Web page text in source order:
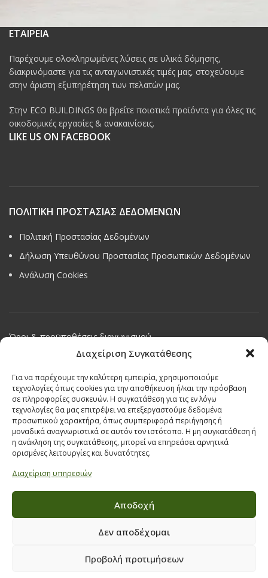
Διαχείριση Συγκατάθεσης
Για να παρέχουμε την καλύτερη εμπειρία, χρησιμοποιούμε
τεχνολογίες όπως cookies για την αποθήκευση ή/και την πρόσβαση
σε πληροφορίες συσκευών. Η συγκατάθεση για τις εν λόγω
τεχνολογίες θα μας επιτρέψει να επεξεργαστούμε δεδομένα
προσωπικού χαρακτήρα, όπως συμπεριφορά περιήγησης ή
μοναδικά αναγνωριστικά σε αυτόν τον ιστότοπο. Η μη συγκατάθεση ή
η ανάκληση της συγκατάθεσης, μπορεί να επηρεάσει αρνητικά
ορισμένες λειτουργίες και δυνατότητες.
Διαχείριση υπηρεσιών
Αποδοχή
Δεν αποδέχομαι
Προβολή προτιμήσεων
ΕΤΑΙΡΕΙΑ
Παρέχουμε ολοκληρωμένες λύσεις σε υλικά δόμησης,
διακρινόμαστε για τις ανταγωνιστικές τιμές μας, στοχεύουμε
στην άριστη εξυπηρέτηση των πελατών μας.
Στην ECO BUILDINGS θα βρείτε ποιοτικά προϊόντα για όλες τις
οικοδομικές εργασίες & ανακαινίσεις.
LIKE US ON FACEBOOK
ΠΟΛΙΤΙΚΗ ΠΡΟΣΤΑΣΙΑΣ ΔΕΔΟΜΕΝΩΝ
Πολιτική Προστασίας Δεδομένων
Δήλωση Υπευθύνου Προστασίας Προσωπικών Δεδομένων
Ανάλυση Cookies
Όροι & προϋποθέσεις διαγωνισμού
ΣΤΟΙΧΕΙΑ ΕΠΙΚΟΙΝΩΝΙΑΣ
Παπαναστασίου 209,
Θεσσαλονίκη, ΤΚ 542 50
Τηλ:231 030 9709,231 035 1630
Email:info@ecobuildings.gr
Email:eshop@ecobuildings.gr
ΠΟΛΙΤΙΚΗ ΑΠΟΡΡΗΤΟΥ
ΒΡΕΙΤΕ ΜΑΣ ΣΤΟ ΧΑΡΤΗ